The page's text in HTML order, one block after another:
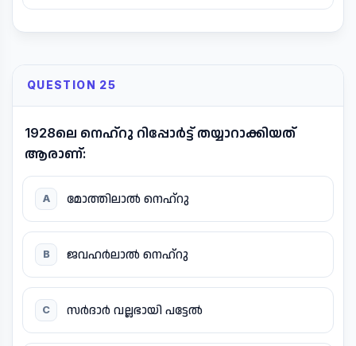
QUESTION 25
1928ലെ നെഹ്റു റിപ്പോർട്ട് തയ്യാറാക്കിയത്
ആരാണ്:
A മോത്തിലാൽ നെഹ്റു
B ജവഹർലാൽ നെഹ്റു
C സർദാർ വല്ലഭായി പട്ടേൽ